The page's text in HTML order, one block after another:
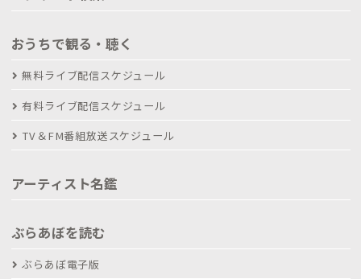
おうちで観る・聴く
無料ライブ配信スケジュール
有料ライブ配信スケジュール
TV＆FM番組放送スケジュール
アーティスト名鑑
ぶらあぼを読む
ぶらあぼ電子版